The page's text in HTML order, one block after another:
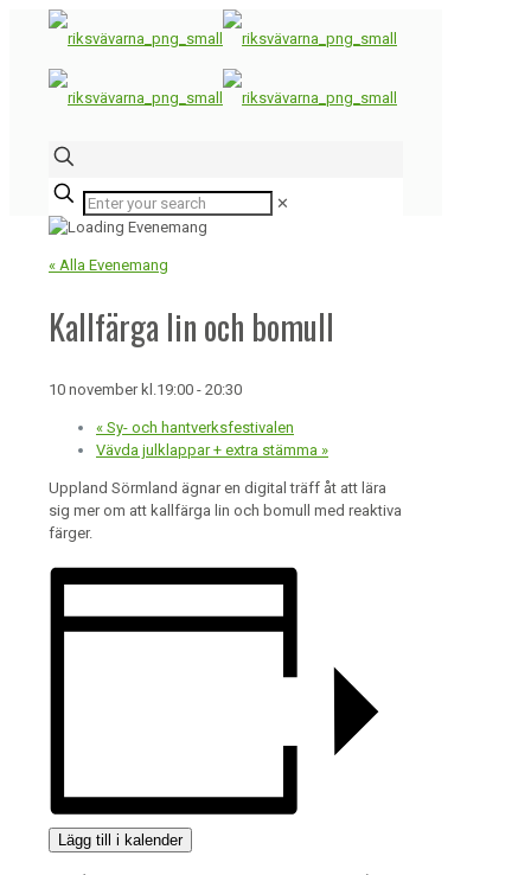
✕
« Alla Evenemang
Kallfärga lin och bomull
10 november kl.19:00 - 20:30
« Sy- och hantverksfestivalen
Vävda julklappar + extra stämma »
Uppland Sörmland ägnar en digital träff åt att lära
sig mer om att kallfärga lin och bomull med reaktiva
färger.
Lägg till i kalender